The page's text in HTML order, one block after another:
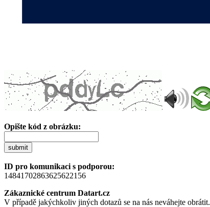
Opište kód z obrázku:
submit
ID pro komunikaci s podporou:
14841702863625622156
Zákaznické centrum Datart.cz
V případě jakýchkoliv jiných dotazů se na nás neváhejte obrátit.